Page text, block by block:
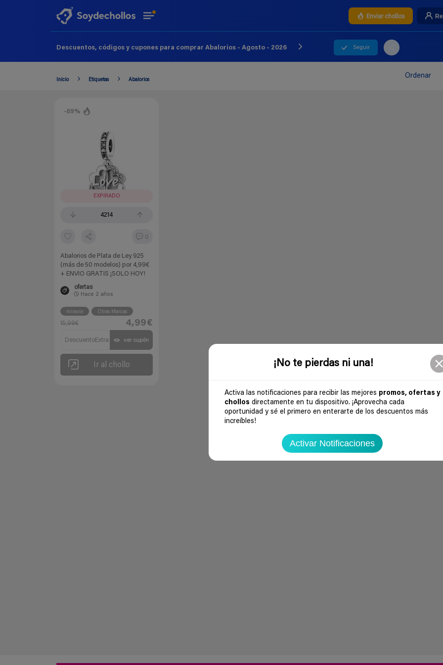
¡No te pierdas ni una!
Activa las notificaciones para recibir las mejores promos, ofertas y
chollos directamente en tu dispositivo. ¡Aprovecha cada
oportunidad y sé el primero en enterarte de los descuentos más
increíbles!
Activar Notificaciones
Enviar chollos
Descuentos, códigos y cupones para comprar Abalorios - Agosto - 2026 Seguir
Inicio Etiquetas Abalorios Ordenar
-69%
EXPIRADO
4214
0
Abalorios de Plata de Ley 925
(más de 50 modelos) por 4,99€
+ ENVIO GRATIS ¡SOLO HOY!
ofertas
Hace 2 años
miravia Otras Marcas
15,99€ 4,99€
DescuentoExtra ver cupón
Ir al chollo